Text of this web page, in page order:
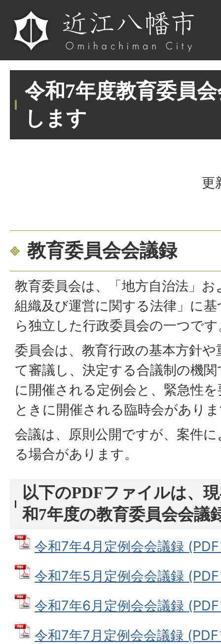
令和7年度教育委員
します
更
教育委員会会議録
教育委員会は、「地方自治法」
組織及び運営に関する法律」に
ら独立した行政委員会の一つで
委員会は、教育行政の基本方針
て審議し、決定する合議制の機
に開催される定例会と、緊急性
ときに開催される臨時会があり
会議は、原則公開ですが、案件
る場合があります。
以下のPDFファイルは、
和7年度の教育委員会会議
令和7年4月定例会会議録
令和7年5月定例会会議録
令和7年6月定例会会議録
令和7年7月定例会会議録